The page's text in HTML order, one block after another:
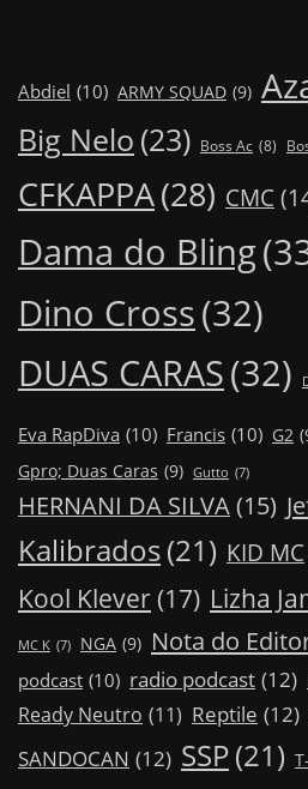
Abdiel (10) ARMY SQUAD (9)
Big Nelo (23) Boss Ac (8)
CFKAPPA(28) CMC
Dama do Bling
Dino Cross(32)
DUAS CARAS(32)
Eva RapDiva (10) Francis (10) G2
Gpro; Duas Caras (9) Gutto (7)
HERNANI DA SILVA(15)
Kalibrados(21) KID MC
Kool Klever (17) Lizha
MC K (7) NGA (9) Nota do
podcast (10) radio podcast (12)
Ready Neutro (11) Reptile (12)
SANDOCAN (12) SSP(21)